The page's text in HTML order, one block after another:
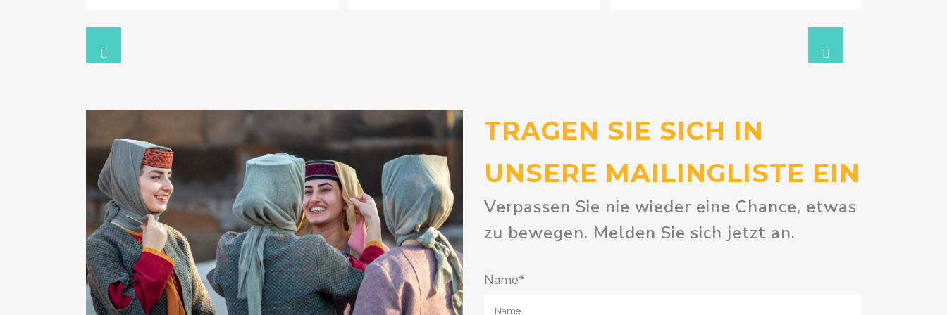
TRAGEN SIE SICH IN
UNSERE MAILINGLISTE EIN
Verpassen Sie nie wieder eine Chance, etwas
zu bewegen. Melden Sie sich jetzt an.
Name*